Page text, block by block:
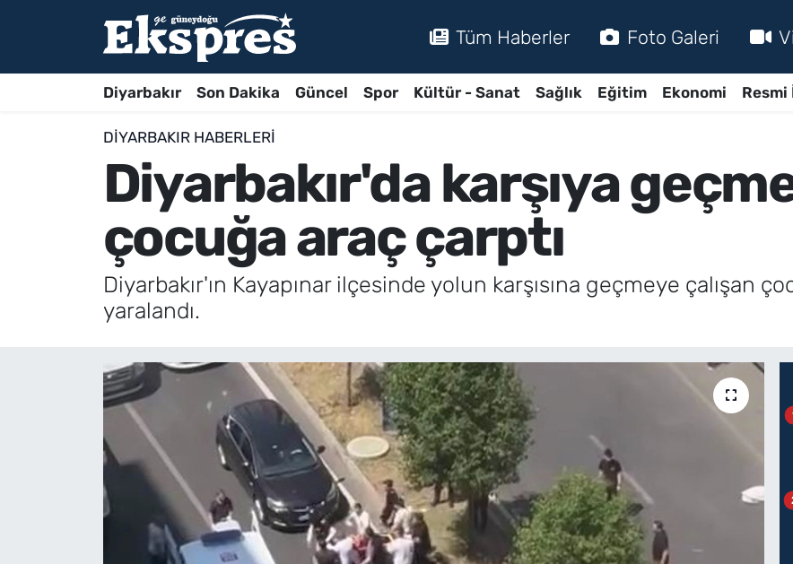
Tüm Haberler Foto Galeri
Diyarbakır Son Dakika Güncel Spor Kültür - Sanat Sağlık Eğitim Ekonomi
DIYARBAKIR HABERLERI
Diyarbakır'da karşıya
çocuğa araç çarptı
Diyarbakır'ın Kayapınar ilçesinde yolun karşısına geçmeye çalışan
yaralandı.